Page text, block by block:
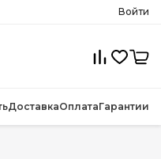
Войти
ДоставкаОплатаГарантии